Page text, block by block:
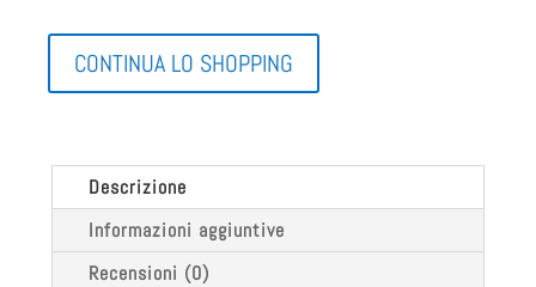
CONTINUA LO SHOPPING
Descrizione
Informazioni aggiuntive
Recensioni (0)